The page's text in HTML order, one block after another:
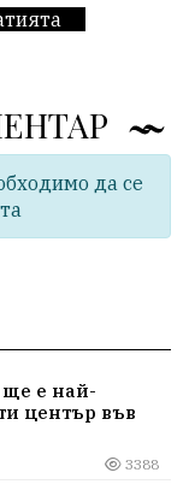
да се
е най-
център във
3388